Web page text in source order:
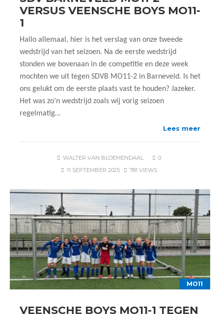
VERSUS VEENSCHE BOYS MO11-
1
Hallo allemaal, hier is het verslag van onze tweede
wedstrijd van het seizoen. Na de eerste wedstrijd
stonden we bovenaan in de competitie en deze week
mochten we uit tegen SDVB MO11-2 in Barneveld. Is het
ons gelukt om de eerste plaats vast te houden? Jazeker.
Het was zo’n wedstrijd zoals wij vorig seizoen
regelmatig…
Lees meer
WALTER VAN BLOEMENDAAL
0
11 SEPTEMBER 2025
781 VIEWS
MO11
VEENSCHE BOYS MO11-1 TEGEN